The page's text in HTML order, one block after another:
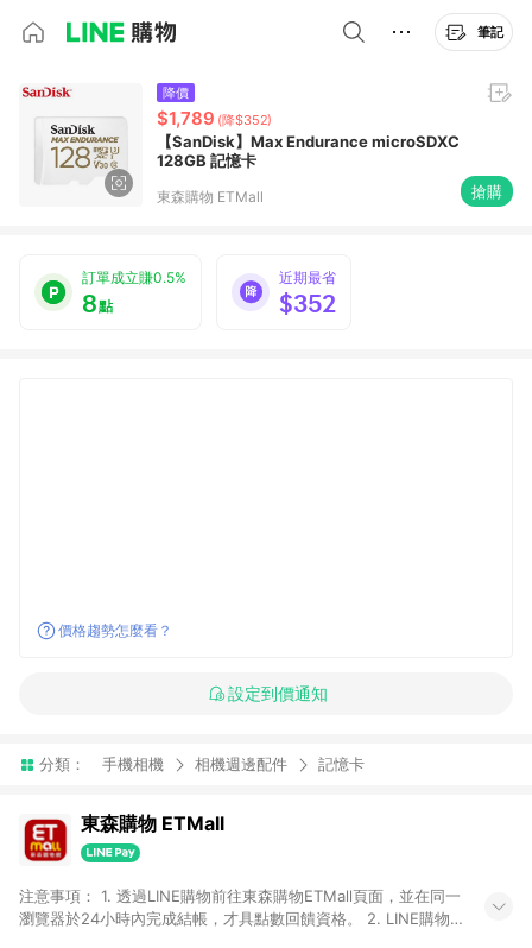
筆記
降價
$1,789 (降$352)
【SanDisk】Max Endurance microSDXC
128GB 記憶卡
東森購物 ETMall 搶購
訂單成立賺0.5%
8點
近期最省
$352
價格趨勢怎麼看？
設定到價通知
分類： 手機相機 相機週邊配件 記憶卡
東森購物 ETMall
注意事項： 1. 透過LINE購物前往東森購物ETMall頁面，並在同一
瀏覽器於24小時內完成結帳，才具點數回饋資格。 2. LINE購物